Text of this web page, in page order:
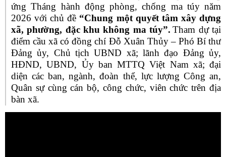
ứng Tháng hành động phòng, chống ma túy năm
2026 với chủ đề “Chung một quyết tâm xây dựng
xã, phường, đặc khu không ma túy”. Tham dự tại
điểm cầu xã cóđồng chí Đỗ Xuân Thủy – Phó Bí thư
Đảng ủy, Chủ tịch UBND xã; lãnh đạo Đảng ủy,
HĐND, UBND, Ủy ban MTTQ Việt Nam xã; đại
diện các ban, ngành, đoàn thể, lực lượng Công an,
Quân sự cùng cán bộ, công chức, viên chức trên địa
bàn xã.